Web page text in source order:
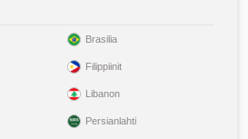
Brasilia
Filippiinit
Libanon
Persianlahti